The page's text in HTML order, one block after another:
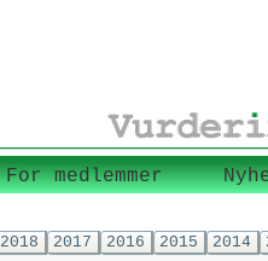
For medlemmer
2018 2017 2016 2015 2014